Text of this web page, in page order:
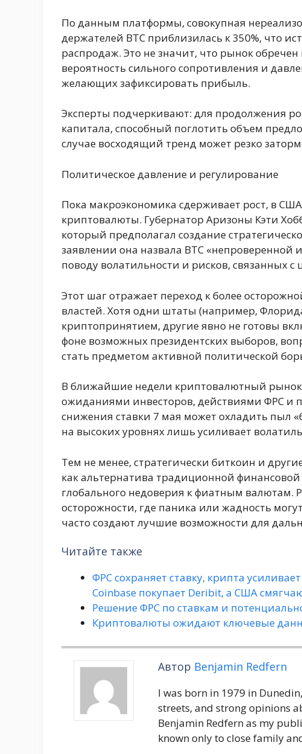
По данным платформы, совокупная
держателей BTC приблизилась к 350%, что
распродаж. Это не значит, что рынок
вероятность сильного сопротивления и
желающих зафиксировать прибыль.
Эксперты подчеркивают: для продолжения
капитала, способный поглотить объем
случае восходящий тренд может резко
Политическое давление и регулирование
Пока макроэкономика сдерживает рост, в
криптовалюты. Губернатор Аризоны Кэти
который предполагал создание
заявлении она назвала BTC «непроверенной
поводу волатильности и рисков, связанных
Этот шаг отражает переход к более
властей. Хотя одни штаты (например,
криптопринятием, другие явно не готовы
фоне возможных президентских выборов,
стать предметом активной политической
В ближайшие недели криптовалютный рынок
ожиданиями инвесторов, действиями ФРС и
снижения ставки 7 мая может охладить пыл
на высоких уровнях лишь усиливает
Тем не менее, стратегически биткоин и
как альтернатива традиционной финансовой
глобального недоверия к фиатным валютам.
осторожности, где паника или жадность
часто создают лучшие возможности для
Читайте также
ФРС сохраняет ставку, крипта
Coinbase покупает Deribit, а США
Решение ФРС по ставкам и
Криптовалюты ожидают ключевые
Автор Benjamin Redfern
I was born in 1979 in
streets, and strong opinions
Benjamin Redfern as my
known only to close family